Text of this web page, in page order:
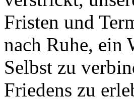
Fristen und
nach Ruhe, ein
Selbst zu
Friedens zu